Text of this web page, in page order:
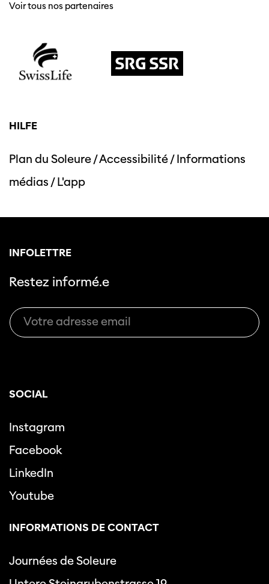
Voir tous nos partenaires
HILFE
Plan du Soleure/Accessibilité/Informations
médias /L'app
INFOLETTRE
Restez informé.e
SOCIAL
Instagram
Facebook
LinkedIn
Youtube
INFORMATIONS DE CONTACT
Journées de Soleure